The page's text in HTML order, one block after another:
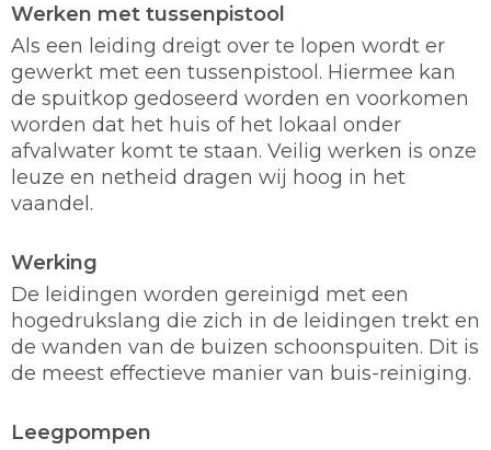
Werken met tussenpistool
Als een leiding dreigt over te lopen wordt er
gewerkt met een tussenpistool. Hiermee kan
de spuitkop gedoseerd worden en voorkomen
worden dat het huis of het lokaal onder
afvalwater komt te staan. Veilig werken is onze
leuze en netheid dragen wij hoog in het
vaandel.
Werking
De leidingen worden gereinigd met een
hogedrukslang die zich in de leidingen trekt en
de wanden van de buizen schoonspuiten. Dit is
de meest effectieve manier van buis-reiniging.
Leegpompen